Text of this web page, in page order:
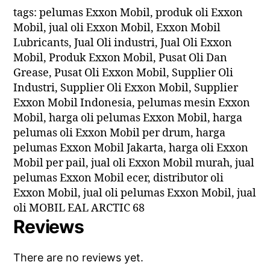
tags: pelumas Exxon Mobil, produk oli Exxon
Mobil, jual oli Exxon Mobil, Exxon Mobil
Lubricants, Jual Oli industri, Jual Oli Exxon
Mobil, Produk Exxon Mobil, Pusat Oli Dan
Grease, Pusat Oli Exxon Mobil, Supplier Oli
Industri, Supplier Oli Exxon Mobil, Supplier
Exxon Mobil Indonesia, pelumas mesin Exxon
Mobil, harga oli pelumas Exxon Mobil, harga
pelumas oli Exxon Mobil per drum, harga
pelumas Exxon Mobil Jakarta, harga oli Exxon
Mobil per pail, jual oli Exxon Mobil murah, jual
pelumas Exxon Mobil ecer, distributor oli
Exxon Mobil, jual oli pelumas Exxon Mobil, jual
oli MOBIL EAL ARCTIC 68
Reviews
There are no reviews yet.